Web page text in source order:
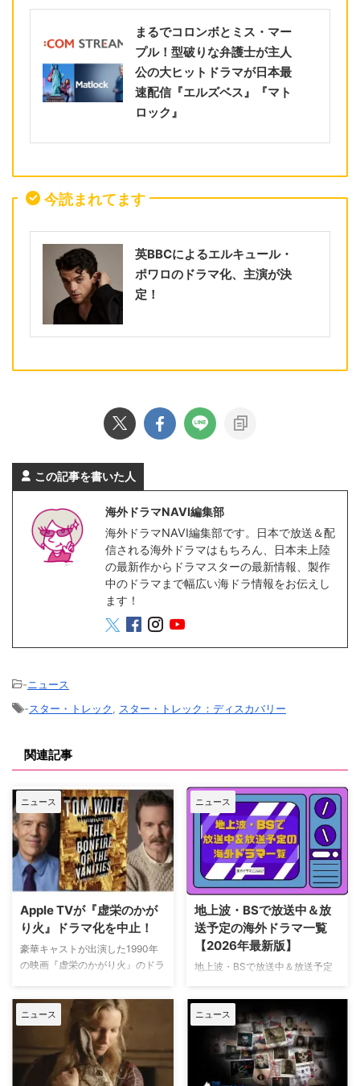
まるでコロンボとミス・マー
プル！型破りな弁護士が主人
公の大ヒットドラマが日本最
速配信『エルズベス』『マト
ロック』
今読まれてます
英BBCによるエルキュール・
ポワロのドラマ化、主演が決
定！
この記事を書いた人
海外ドラマNAVI編集部
海外ドラマNAVI編集部です。日本で放送＆配
信される海外ドラマはもちろん、日本未上陸
の最新作からドラマスターの最新情報、製作
中のドラマまで幅広い海ドラ情報をお伝えし
ます！
-ニュース
-スター・トレック, スター・トレック：ディスカバリー
関連記事
ニュース
Apple TVが『虚栄のかが
り火』ドラマ化を中止！
豪華キャストが出演した1990年
の映画『虚栄のかがり火』のドラ
たが、頓挫したことが明らかにな
った。米Deadlineが報じてい
る。 鬼門らしく一筋縄ではいか
ず 原作は、1987年に出版された
トム・ウルフのベストセラー小説
「虚栄の篝火」。1980年代のニ
ニュース
地上波・BSで放送中＆放
送予定の海外ドラマ一覧
【2026年最新版】
地上波・BSで放送中＆放送予定
時更新） NHK・NHK BSで放送
中＆放送予定の海外ドラマ 海外
ドラマ『DOC（ドック） あす
へのカルテ』 NHK BSプレミアム
4K｜毎週（木） 17：00～ イタ
リア発！ 12年間の記憶を失った
ニュース ニュース